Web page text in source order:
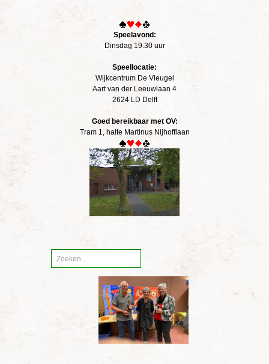
Speelavond:
Dinsdag 19.30 uur
Speellocatie:
Wijkcentrum De Vleugel
Aart van der Leeuwlaan 4
2624 LD Delft
Goed bereikbaar met OV:
Tram 1, halte Martinus Nijhofflaan